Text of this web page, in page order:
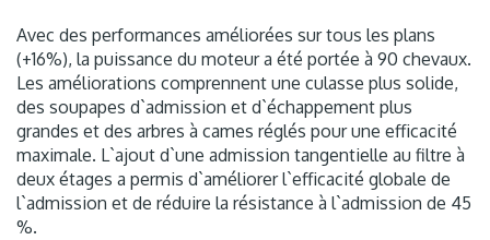
Avec des performances améliorées sur tous les plans
(+16%), la puissance du moteur a été portée à 90 chevaux.
Les améliorations comprennent une culasse plus solide,
des soupapes d`admission et d`échappement plus
grandes et des arbres à cames réglés pour une efficacité
maximale. L`ajout d`une admission tangentielle au filtre à
deux étages a permis d`améliorer l`efficacité globale de
l`admission et de réduire la résistance à l`admission de 45
%.